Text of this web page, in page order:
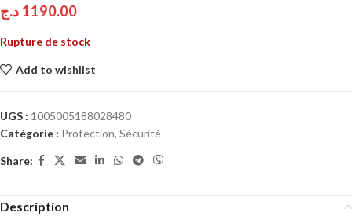
1190.00 د.ج
Rupture de stock
Add to wishlist
UGS : 1005005188028480
Catégorie : Protection, Sécurité
Share:
Description